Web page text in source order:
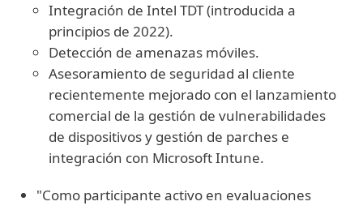
Integración de Intel TDT (introducida a
principios de 2022).
Detección de amenazas móviles.
Asesoramiento de seguridad al cliente
recientemente mejorado con el lanzamiento
comercial de la gestión de vulnerabilidades
de dispositivos y gestión de parches e
integración con Microsoft Intune.
"Como participante activo en evaluaciones